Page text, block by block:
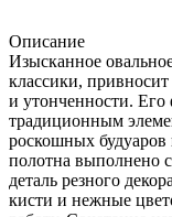
Описание
Изысканное
классики,
и утонченности. Его
традиционным
роскошных
полотна выполнено
деталь резного
кисти и нежные